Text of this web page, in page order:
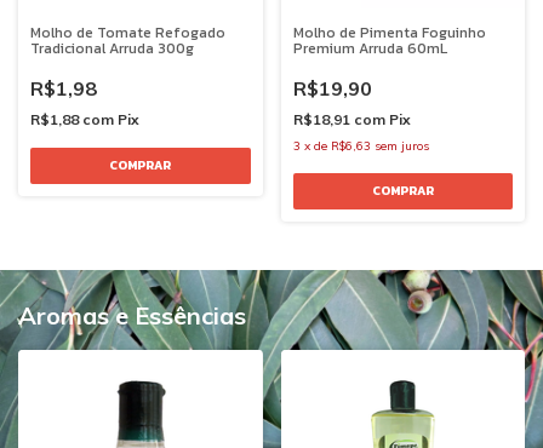
Molho de Tomate Refogado
Tradicional Arruda 300g
R$1,98
R$1,88 com Pix
Molho de Pimenta Foguinho
Premium Arruda 60mL
R$19,90
R$18,91 com Pix
3 x de R$6,63 sem juros
Aromas e Essências